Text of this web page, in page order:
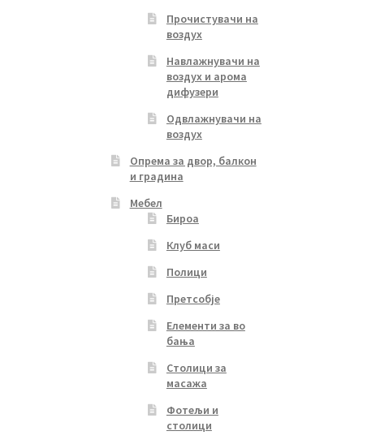
Прочистувачи на
воздух
Навлажнувачи на
воздух и арома
дифузери
Одвлажнувачи на
воздух
Опрема за двор, балкон
и градина
Мебел
Бироа
Клуб маси
Полици
Претсобје
Елементи за во
бања
Столици за
масажа
Фотељи и
столици